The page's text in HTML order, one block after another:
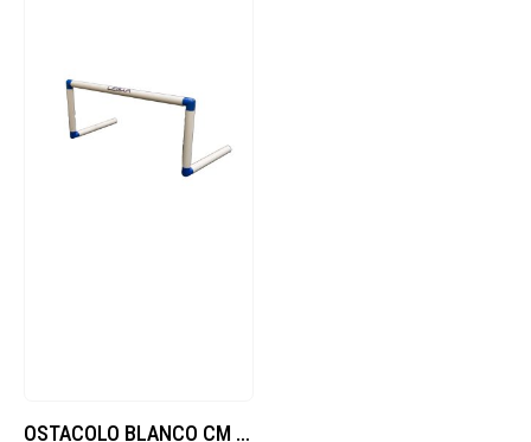
OSTACOLO BLANCO CM 30 (ROYAL)